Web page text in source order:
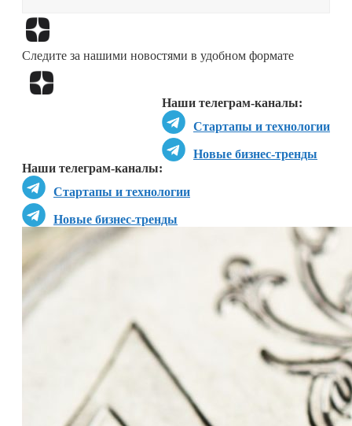
Следите за нашими новостями в удобном формате
Наши телеграм-каналы:
Стартапы и технологии
Новые бизнес-тренды
Наши телеграм-каналы:
Стартапы и технологии
Новые бизнес-тренды